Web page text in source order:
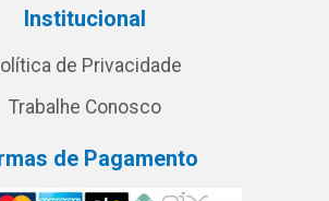
Institucional
de Privacidade
Trabalhe Conosco
de Pagamento